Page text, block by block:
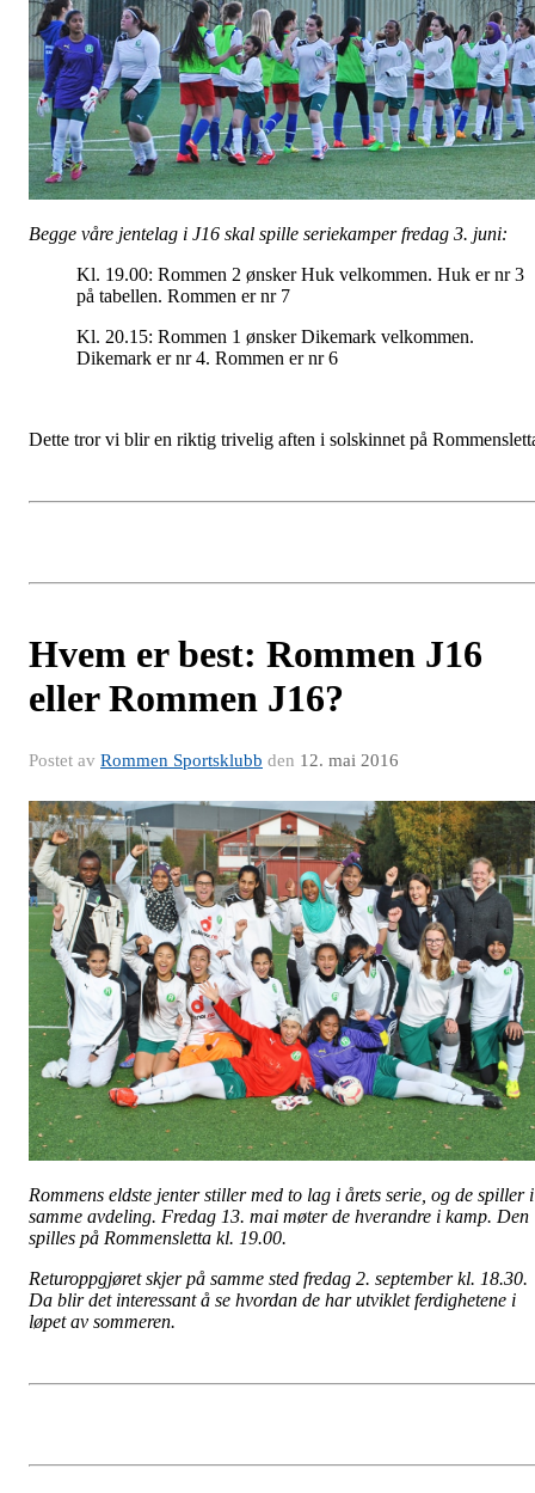
Begge våre jentelag i J16 skal spille seriekamper fredag 3. juni:
Kl. 19.00: Rommen 2 ønsker Huk velkommen. Huk er nr 3
på tabellen. Rommen er nr 7
Kl. 20.15: Rommen 1 ønsker Dikemark velkommen.
Dikemark er nr 4. Rommen er nr 6
Dette tror vi blir en riktig trivelig aften i solskinnet på
Hvem er best: Rommen J16
eller Rommen J16?
Postet av Rommen Sportsklubb den 12. mai 2016
Rommens eldste jenter stiller med to lag i årets serie, og de spiller i
samme avdeling. Fredag 13. mai møter de hverandre i kamp. Den
spilles på Rommensletta kl. 19.00.
Returoppgjøret skjer på samme sted fredag 2. september kl. 18.30.
Da blir det interessant å se hvordan de har utviklet ferdighetene i
løpet av sommeren.